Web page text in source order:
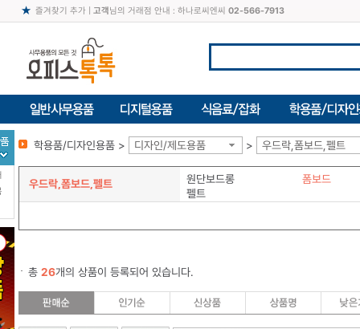
즐겨찾기 추가| 고객님의 거래점 안내 : 하나로씨엔씨 02-566-7913
학용품/디자인용품 > 디자인/제도용품 > 우드락,폼보드,펠트
우드락,폼보드,펠트 원단보드롱
폼보드
펠트
총 26개의 상품이 등록되어 있습니다.